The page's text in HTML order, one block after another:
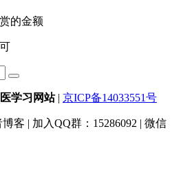
的金额
学习网站| 京ICP备14033551号
客 | 加入QQ群：15286092 | 微信